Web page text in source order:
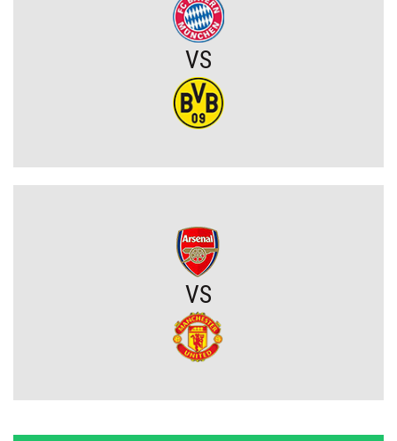
Chelsea dopina transfer lewego obrońcy za 21 milionów euro
Rodri wybrał FC Barcelonę?! Hiszpan odrzuca Real Madryt i chce
Zwycięski start ekipy Lewandowskiego w pucharach. Boczni
Niejasny los talentu Manchesteru United. Działacze szukają
VS
VS